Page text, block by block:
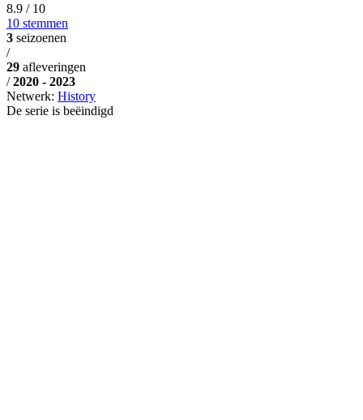
8.9 / 10
10 stemmen
3 seizoenen
/
29 afleveringen
/ 2020 - 2023
Netwerk: History
De serie is beëindigd